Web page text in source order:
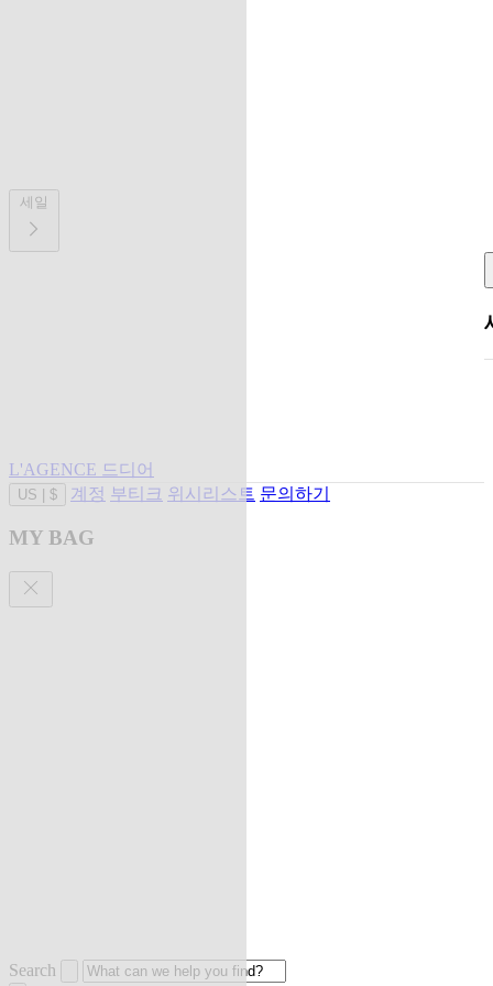
세일
L'AGENCE 드디어
US $ 계정 부티크 위시리스트 문의하기
MY BAG
Search